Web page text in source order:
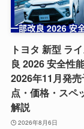
トヨタ 新型 ラ
良 2026 安全性
2026年11月発
点・価格・スペ
解説
2026年8月6日